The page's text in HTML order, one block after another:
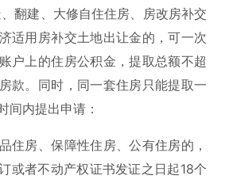
翻建、大修自住住房、房改房补交
适用房补交土地出让金的，可一次
户上的住房公积金，提取总额不超
款。同时，同一套住房只能提取一
间内提出申请：
住房、保障性住房、公有住房的，
或者不动产权证书发证之日起18个